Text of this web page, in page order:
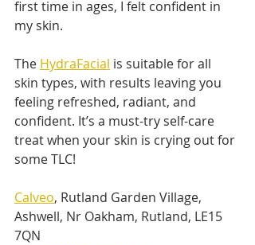
first time in ages, I felt confident in
my skin.
The HydraFacial is suitable for all
skin types, with results leaving you
feeling refreshed, radiant, and
confident. It’s a must-try self-care
treat when your skin is crying out for
some TLC!
Calveo, Rutland Garden Village,
Ashwell, Nr Oakham, Rutland, LE15
7QN